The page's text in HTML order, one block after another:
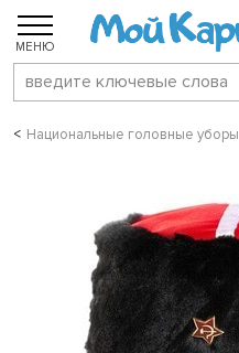
МЕНЮ
Национальные головные уборы